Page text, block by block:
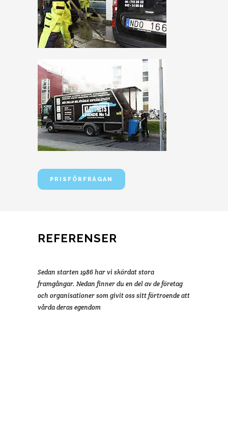
PRISFÖRFRÅGAN
REFERENSER
Sedan starten 1986 har vi skördat stora
framgångar. Nedan finner du en del av de företag
och organisationer som givit oss sitt förtroende att
vårda deras egendom